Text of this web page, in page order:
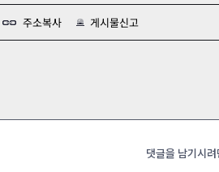
주소복사 게시물신고
댓글을 남기시